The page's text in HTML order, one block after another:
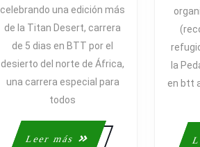
DAKAR
EN
celebrando una edición más
de la Titan Desert, carrera
de 5 dias en BTT por el
desierto del norte de África,
una carrera especial para
todos
Leer más
Leer
la
en btt